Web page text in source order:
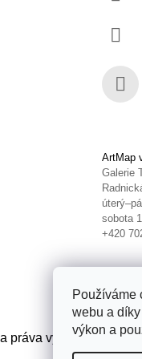
Používáme
webu a
výkon a
ArtMap
Galerie
sobota
+420
práva vyhrazena.